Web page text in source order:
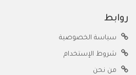
روابط
سياسة الخصوصية
شروط الإستخدام
من نحن